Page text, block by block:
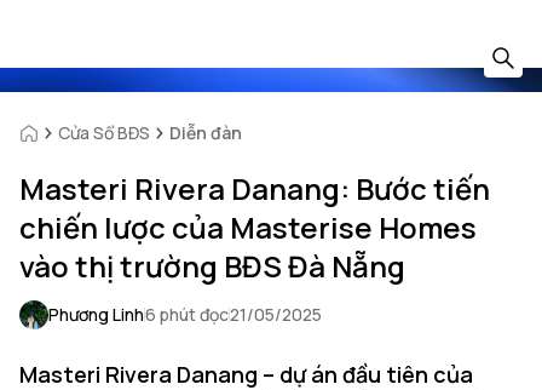
Cửa Sổ BĐS Diễn đàn
Masteri Rivera Danang: Bước tiến
chiến lược của Masterise Homes
vào thị trường BĐS Đà Nẵng
Phương Linh6 phút đọc21/05/2025
Masteri Rivera Danang – dự án đầu tiên của